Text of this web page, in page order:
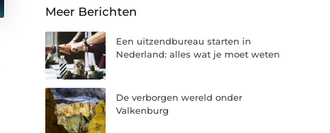
Meer Berichten
Een uitzendbureau starten in
Nederland: alles wat je moet weten
De verborgen wereld onder
Valkenburg